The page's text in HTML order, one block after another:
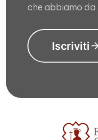
che abbiamo
Iscriviti